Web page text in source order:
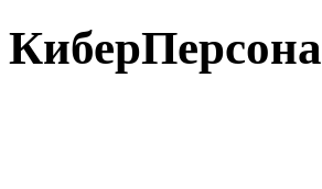
КиберПерсона